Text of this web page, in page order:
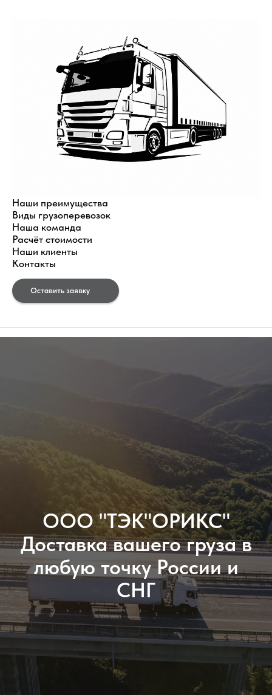
Наши преимущества
Виды грузоперевозок
Наша команда
Расчёт стоимости
Наши клиенты
Контакты
Оставить заявку
ООО "ТЭК"ОРИКС"
Доставка вашего груза в
любую точку России и
СНГ